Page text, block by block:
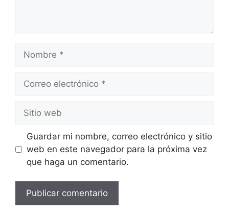
electrónico
web
Guardar mi nombre, correo electrónico y sitio
web en este navegador para la próxima vez
que haga un comentario.